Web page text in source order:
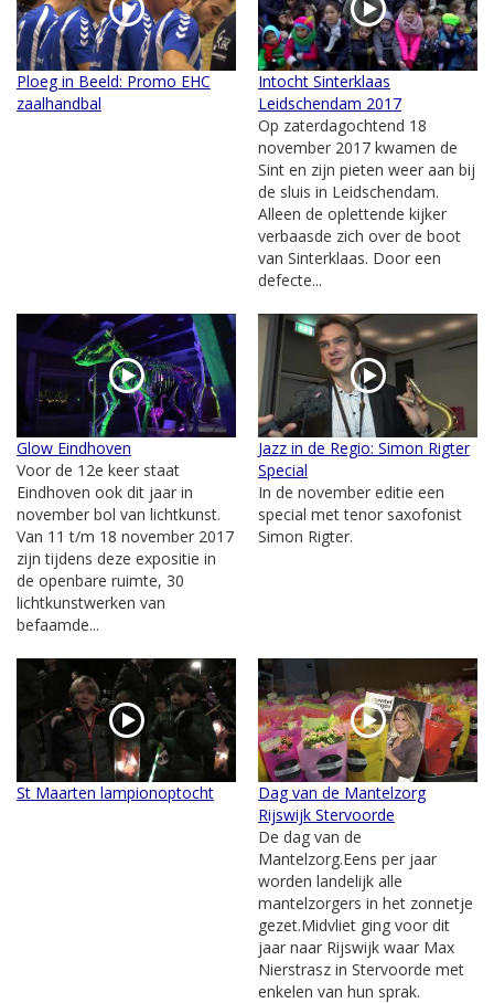
Ploeg in Beeld: Promo EHC
zaalhandbal
Intocht Sinterklaas
Leidschendam 2017
Op zaterdagochtend 18
november 2017 kwamen de
Sint en zijn pieten weer aan bij
de sluis in Leidschendam.
Alleen de oplettende kijker
verbaasde zich over de boot
van Sinterklaas. Door een
defecte...
Glow Eindhoven
Voor de 12e keer staat
Eindhoven ook dit jaar in
november bol van lichtkunst.
Van 11 t/m 18 november 2017
zijn tijdens deze expositie in
de openbare ruimte, 30
lichtkunstwerken van
befaamde...
Jazz in de Regio: Simon Rigter
Special
In de november editie een
special met tenor saxofonist
Simon Rigter.
St Maarten lampionoptocht
Dag van de Mantelzorg
Rijswijk Stervoorde
De dag van de
Mantelzorg.Eens per jaar
worden landelijk alle
mantelzorgers in het zonnetje
gezet.Midvliet ging voor dit
jaar naar Rijswijk waar Max
Nierstrasz in Stervoorde met
enkelen van hun sprak.